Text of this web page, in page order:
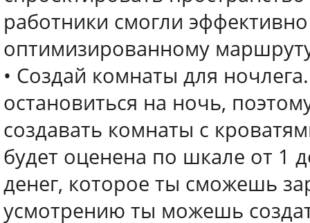
работники смогли
оптимизированному
• Создай комнаты для
остановиться на ночь,
создавать комнаты с
будет оценена по шкале от 1
денег, которое ты сможешь
усмотрению ты можешь